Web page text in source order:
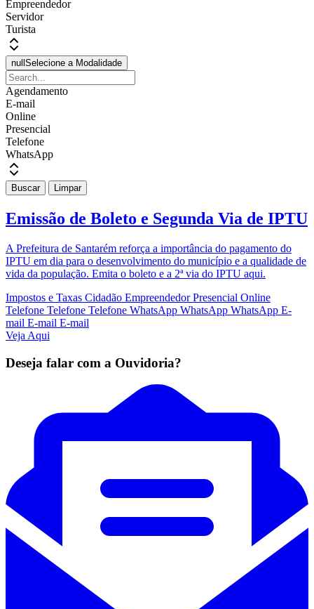
Empreendedor
Servidor
Turista
null Selecione a Modalidade
Agendamento
E-mail
Online
Presencial
Telefone
WhatsApp
Buscar Limpar
Emissão de Boleto e Segunda Via de IPTU
A Prefeitura de Santarém reforça a importância do pagamento do
IPTU em dia para o desenvolvimento do município e a qualidade de
vida da população. Emita o boleto e a 2ª via do IPTU aqui.
Impostos e Taxas Cidadão EmpreendedorPresencial Online
Telefone Telefone Telefone WhatsApp WhatsApp WhatsApp E-
mail E-mail E-mail
Veja Aqui
Deseja falar com a Ouvidoria?